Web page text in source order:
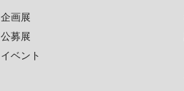
企画展
公募展
イベント